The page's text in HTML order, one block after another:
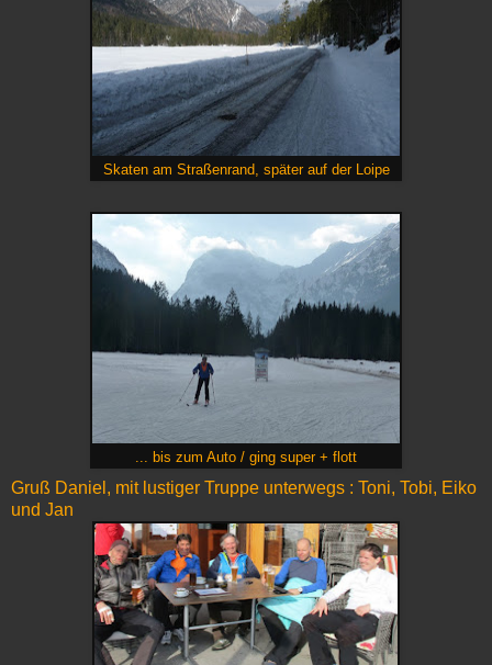
Skaten am Straßenrand, später auf der Loipe
... bis zum Auto / ging super + flott
Gruß Daniel, mit lustiger Truppe unterwegs : Toni, Tobi, Eiko
und Jan